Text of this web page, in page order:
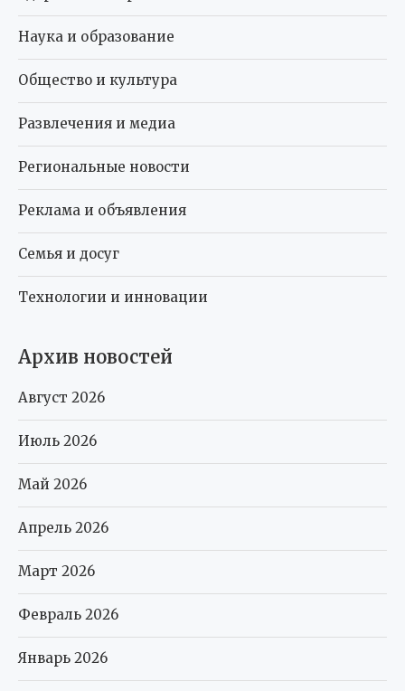
Наука и образование
Общество и культура
Развлечения и медиа
Региональные новости
Реклама и объявления
Семья и досуг
Технологии и инновации
Архив новостей
Август 2026
Июль 2026
Май 2026
Апрель 2026
Март 2026
Февраль 2026
Январь 2026